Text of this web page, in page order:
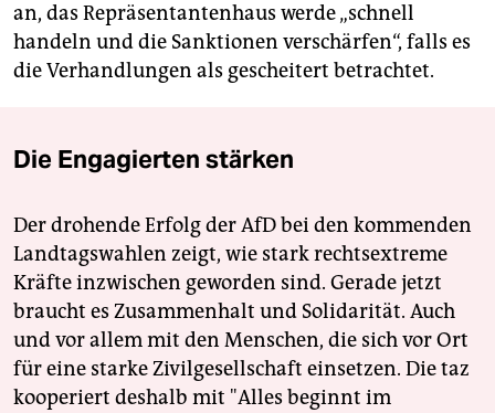
an, das Repräsentantenhaus werde „schnell
handeln und die Sanktionen verschärfen“, falls es
die Verhandlungen als gescheitert betrachtet.
Die Engagierten stärken
Der drohende Erfolg der AfD bei den kommenden
Landtagswahlen zeigt, wie stark rechtsextreme
Kräfte inzwischen geworden sind. Gerade jetzt
braucht es Zusammenhalt und Solidarität. Auch
und vor allem mit den Menschen, die sich vor Ort
für eine starke Zivilgesellschaft einsetzen. Die taz
kooperiert deshalb mit "Alles beginnt im